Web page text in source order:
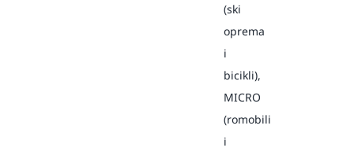
(ski
oprema
i
bicikli),
MICRO
(romobili
i